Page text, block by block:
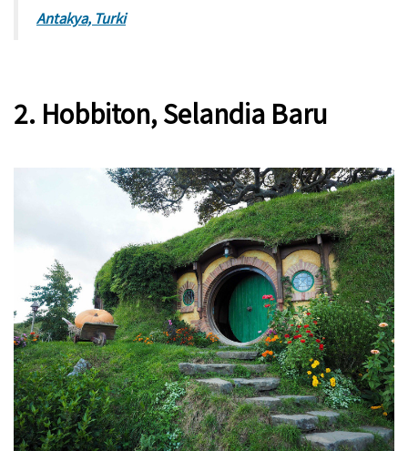
Antakya, Turki
2. Hobbiton, Selandia Baru